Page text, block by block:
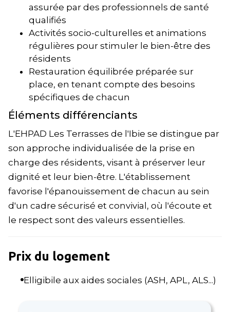
assurée par des professionnels de santé
qualifiés
Activités socio-culturelles et animations
régulières pour stimuler le bien-être des
résidents
Restauration équilibrée préparée sur
place, en tenant compte des besoins
spécifiques de chacun
Éléments différenciants
L'EHPAD Les Terrasses de l'Ibie se distingue par
son approche individualisée de la prise en
charge des résidents, visant à préserver leur
dignité et leur bien-être. L'établissement
favorise l'épanouissement de chacun au sein
d'un cadre sécurisé et convivial, où l'écoute et
le respect sont des valeurs essentielles.
Prix du logement
Elligibile aux aides sociales (ASH, APL, ALS...)